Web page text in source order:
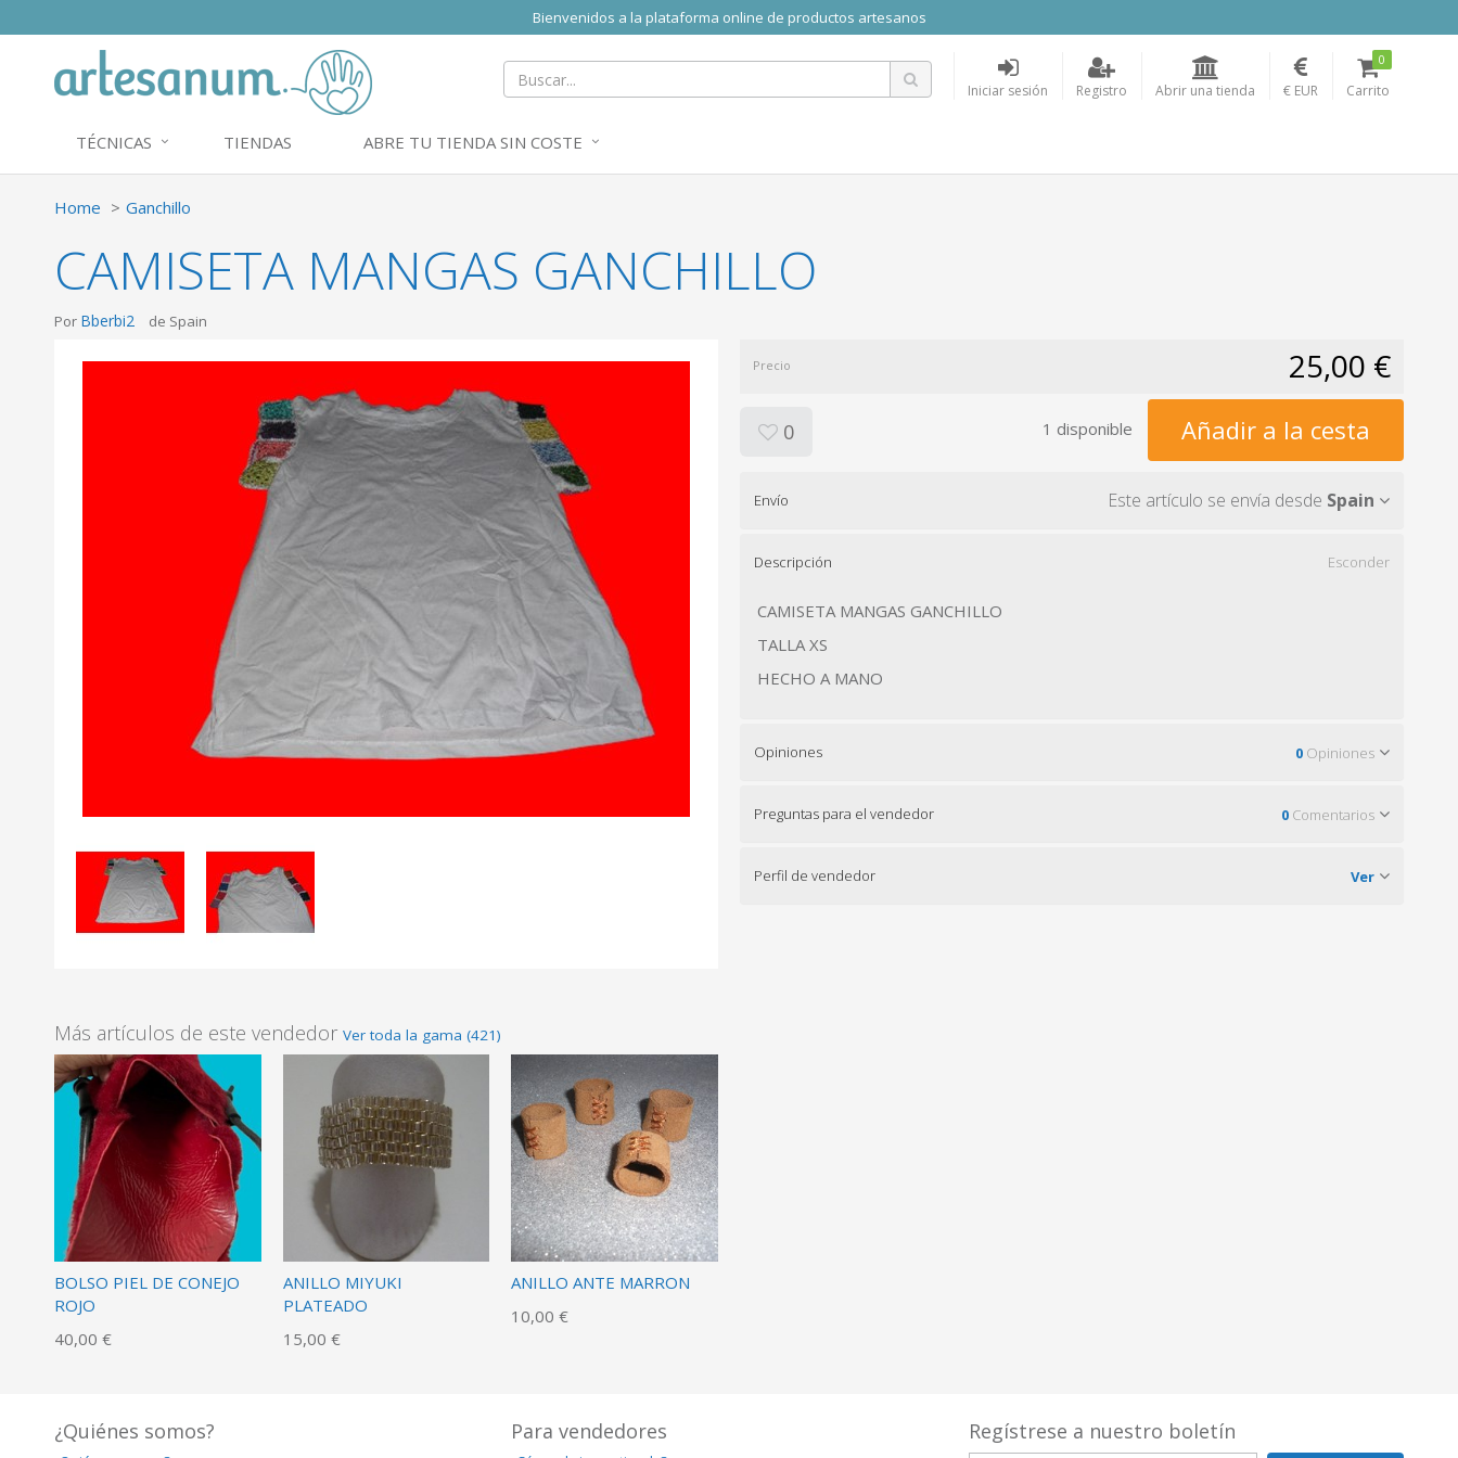
Bienvenidos a la plataforma online de productos artesanos
Iniciar sesión Registro Abrir una tienda € EUR Carrito
0
TÉCNICAS TIENDAS ABRE TU TIENDA SIN COSTE
Home Ganchillo
CAMISETA MANGAS GANCHILLO
Por Bberbi2 de Spain
Más artículos de este vendedor Ver toda la gama (421)
BOLSO PIEL DE CONEJO
ROJO
40,00 €
ANILLO MIYUKI
PLATEADO
15,00 €
ANILLO ANTE MARRON
10,00 €
Precio 25,00 €
0 1 disponible Añadir a la cesta
Envío Este artículo se envía desde Spain
Descripción Esconder
CAMISETA MANGAS GANCHILLO
TALLA XS
HECHO A MANO
Opiniones 0 Opiniones
Preguntas para el vendedor 0 Comentarios
Perfil de vendedor Ver
¿Quiénes somos? Para vendedores Regístrese a nuestro boletín